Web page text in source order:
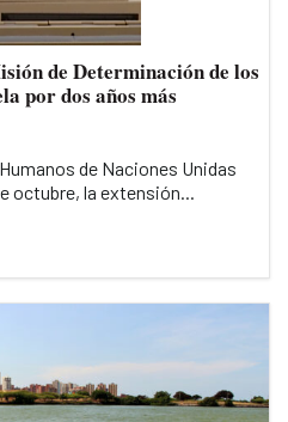
de Determinación de los
por dos años más
de Naciones Unidas
octubre, la extensión...